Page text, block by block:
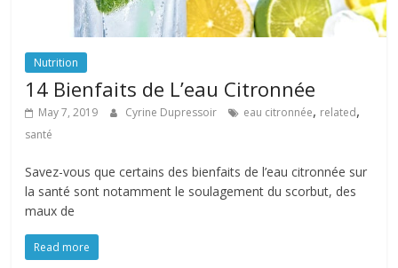
Nutrition
14 Bienfaits de L’eau Citronnée
May 7, 2019 Cyrine Dupressoir eau citronnée, related,
santé
Savez-vous que certains des bienfaits de l’eau citronnée sur
la santé sont notamment le soulagement du scorbut, des
maux de
Read more